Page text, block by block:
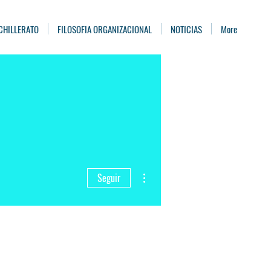
FILOSOFIA ORGANIZACIONAL NOTICIAS More
Seguir